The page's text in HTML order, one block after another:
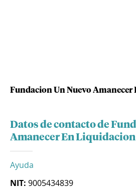
Fundacion Un Nuevo
Datos de contacto de
Amanecer En Liquidacion
Ayuda
NIT: 9005434839